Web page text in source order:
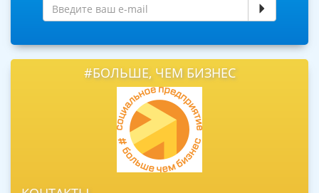
#БОЛЬШЕ, ЧЕМ БИЗНЕС